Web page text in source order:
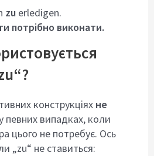
zu erledigen.
потрібно виконати.
конструкціях не
певних випадках, коли
цього не потребує. Ось
„zu“ не ставиться: